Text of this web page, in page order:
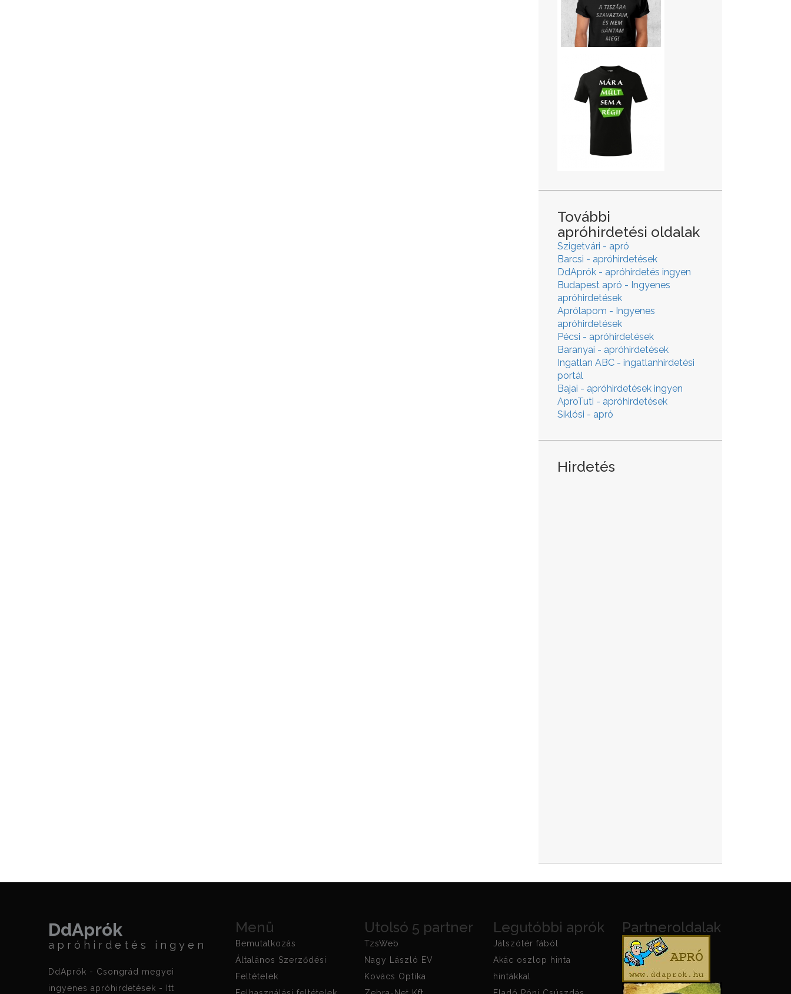
További
apróhirdetési oldalak
Szigetvári - apró
Barcsi - apróhirdetések
DdAprók - apróhirdetés ingyen
Budapest apró - Ingyenes
apróhirdetések
Aprólapom - Ingyenes
apróhirdetések
Pécsi - apróhirdetések
Baranyai - apróhirdetések
Ingatlan ABC - ingatlanhirdetési
portál
Bajai - apróhirdetések ingyen
AproTuti - apróhirdetések
Siklósi - apró
Hirdetés
DdAprók
apróhirdetés ingyen
DdAprók - Csongrád megyei
ingyenes apróhirdetések - Itt
Menü
Bemutatkozás
Általános Szerződési
Feltételek
Utolsó 5 partner
TzsWeb
Nagy László EV
Kovács Optika
Legutóbbi aprók
Játszótér fából
Akác oszlop hinta
hintákkal
Partneroldalak